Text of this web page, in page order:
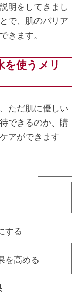
明をしてきまし
で、肌のバリア
きます。
を使うメリ
ただ肌に優しい
できるのか、購
アができます
する
を高める